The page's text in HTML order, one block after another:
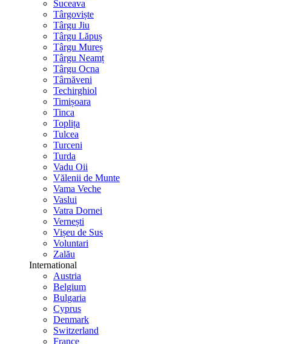
Suceava
Târgoviște
Târgu Jiu
Târgu Lăpuș
Târgu Mureș
Târgu Neamț
Târgu Ocna
Târnăveni
Techirghiol
Timișoara
Tinca
Toplița
Tulcea
Turceni
Turda
Vadu Oii
Vălenii de Munte
Vama Veche
Vaslui
Vatra Dornei
Vernești
Vișeu de Sus
Voluntari
Zalău
International
Austria
Belgium
Bulgaria
Cyprus
Denmark
Switzerland
France